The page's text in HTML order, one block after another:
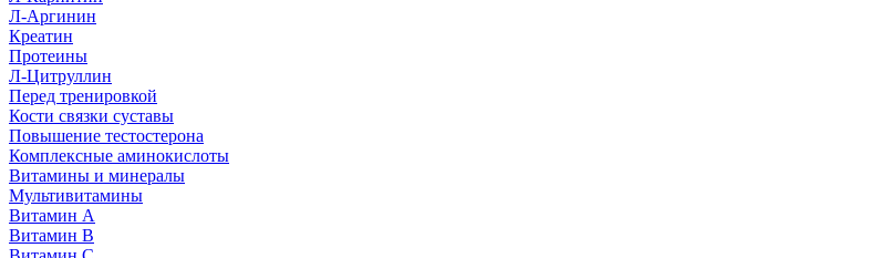
Л-Аргинин
Креатин
Протеины
Л-Цитруллин
Перед тренировкой
Кости связки суставы
Повышение тестостерона
Комплексные аминокислоты
Витамины и минералы
Мультивитамины
Витамин A
Витамин B